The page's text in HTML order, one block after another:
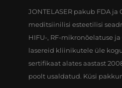
JONTELASER pakub FDA ja
meditsiinilisi esteetilisi
HIFU-, RF-mikronõelatuse
lasereid kliinikutele üle
sertifikaat alates aastast
poolt usaldatud. Küsi